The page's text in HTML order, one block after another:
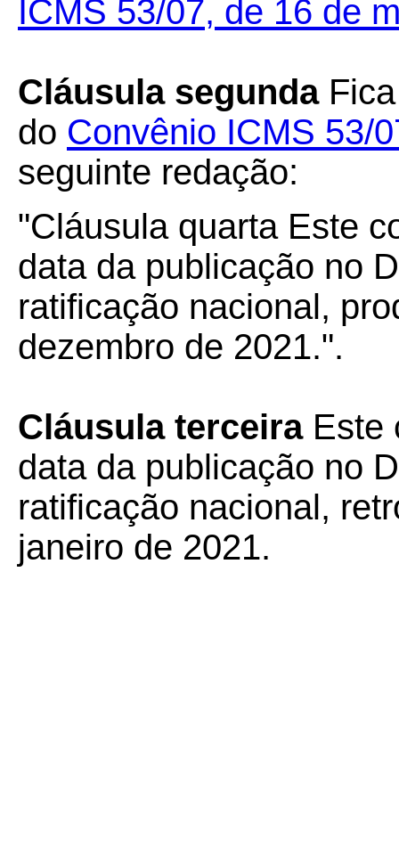
ICMS 53/07, de 16 de
Cláusula segunda
do Convênio ICMS 53/
seguinte redação:
"Cláusula quarta Este
data da publicação no
ratificação nacional,
dezembro de 2021.".
Cláusula terceiraEste
data da publicação no
ratificação nacional,
janeiro de 2021.